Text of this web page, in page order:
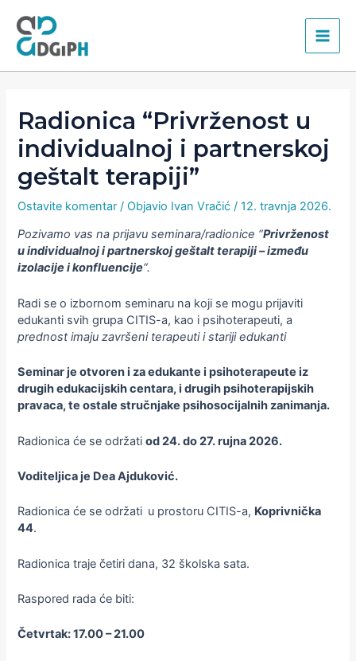
content
Main
Radionica “Privrženost u
individualnoj i partnerskoj
geštalt terapiji”
Ostavite komentar / Objavio Ivan Vračić/12. travnja 2026.
Pozivamo vas na prijavu seminara/radionice “Privrženost
u individualnoj i partnerskoj geštalt terapiji – između
izolacije i konfluencije“.
Radi se o izbornom seminaru na koji se mogu prijaviti
edukanti svih grupa CITIS-a, kao i psihoterapeuti, a
prednost imaju završeni terapeuti i stariji edukanti
Seminar je otvoren i za edukante i psihoterapeute iz
drugih edukacijskih centara, i drugih psihoterapijskih
pravaca, te ostale stručnjake psihosocijalnih zanimanja.
Radionica će se održatiod 24. do 27. rujna 2026.
Voditeljica je Dea Ajduković.
Radionica će se održati u prostoru CITIS-a, Koprivnička
44.
Radionica traje četiri dana, 32 školska sata.
Raspored rada će biti:
Četvrtak:17.00 – 21.00